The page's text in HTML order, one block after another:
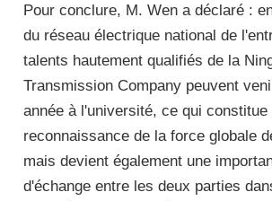
Pour conclure, M. Wen a déclaré :
du réseau électrique national de
talents hautement qualifiés de la
Transmission Company peuvent
année à l'université, ce qui constitue
reconnaissance de la force globale
mais devient également une
d'échange entre les deux parties